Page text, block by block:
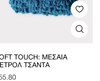
TOUCH: ΜΕΣΑΊΑ
ΤΣΆΝΤΑ